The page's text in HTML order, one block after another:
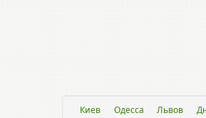
Киев Одесса Львов